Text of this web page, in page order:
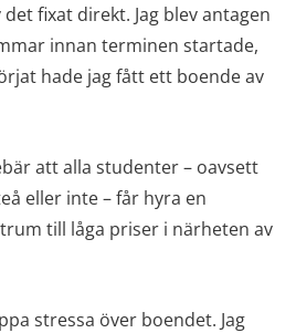
fixat direkt. Jag blev antagen
innan terminen startade,
hade jag fått ett boende av
att alla studenter – oavsett
eller inte – får hyra en
till låga priser i närheten av
stressa över boendet. Jag